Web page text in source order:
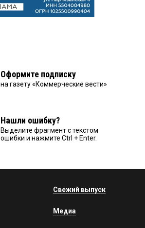
Оформите подписку
на газету «Коммерческие вести»
Нашли ошибку?
Выделите фрагмент с текстом
ошибки и нажмите Ctrl + Enter.
Свежий выпуск
Медиа